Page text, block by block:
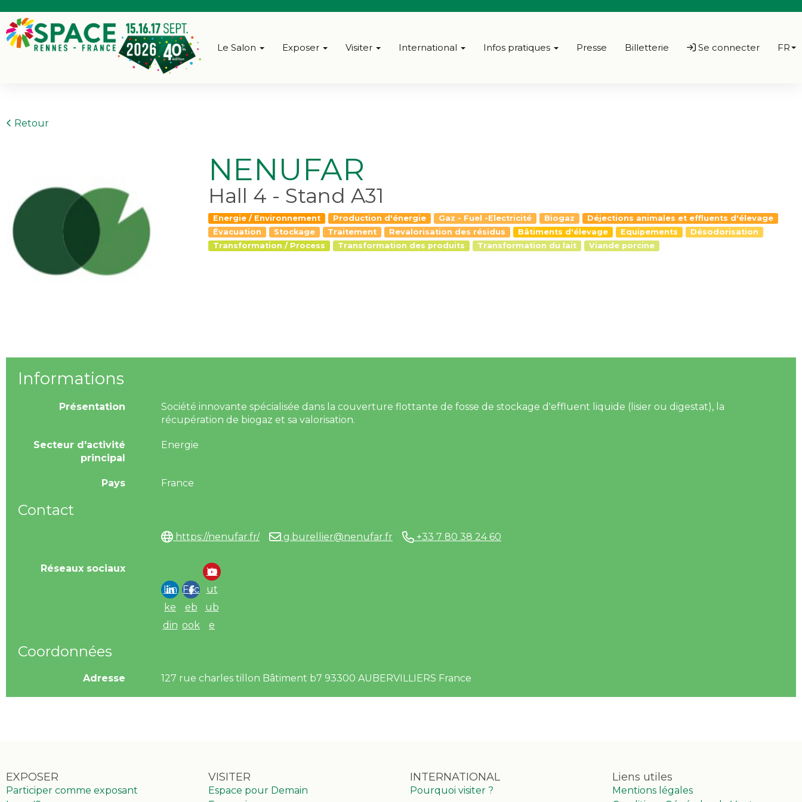
Le Salon Exposer Visiter International Infos pratiques Presse Billetterie Se connecter FR
Retour
NENUFAR
Hall 4 - Stand A31
Energie / Environnement Production d'énergie Gaz - Fuel -Electricité Biogaz
Déjections animales et effluents d'élevage
Évacuation
Stockage Traitement Revalorisation des résidus Bâtiments d'élevage Equipements
Désodorisation
Transformation / Process
Transformation des produits Transformation du lait Viande porcine
Informations
Présentation
Société innovante spécialisée dans la couverture flottante de fosse de stockage d'effluent liquide (lisier ou digestat), la
récupération de biogaz et sa valorisation.
Secteur d'activité
principal
Energie
Pays France
Contact
https://nenufar.fr/ g.burellier@nenufar.fr +33 7 80 38 24 60
Réseaux sociaux
Lin
ke
din
Fac
eb
ook
Yo
ut
ub
e
Coordonnées
Adresse 127 rue charles tillon Bâtiment b7 93300 AUBERVILLIERS France
EXPOSER
Participer comme exposant
VISITER
Espace pour Demain
INTERNATIONAL
Pourquoi visiter ?
Liens utiles
Mentions légales